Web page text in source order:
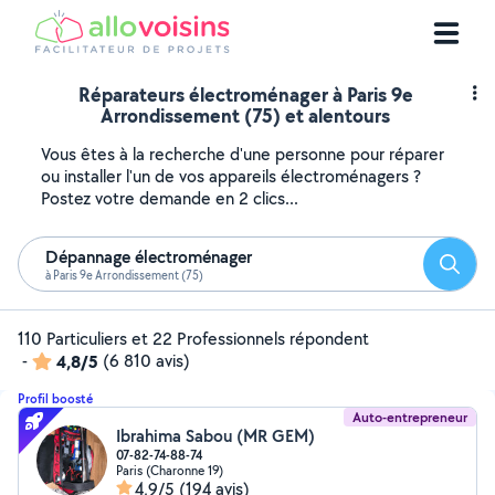
Réparateurs électroménager à Paris 9e
Arrondissement (75) et alentours
Vous êtes à la recherche d'une personne pour réparer
ou installer l'un de vos appareils électroménagers ?
Postez votre demande en 2 clics...
Dépannage électroménager
à Paris 9e Arrondissement (75)
110 Particuliers et 22 Professionnels répondent
-
4,8/5 (6 810 avis)
Profil boosté
Auto-entrepreneur
Ibrahima Sabou (MR GEM)
07-82-74-88-74
Paris (Charonne 19)
4,9/5 (194 avis)